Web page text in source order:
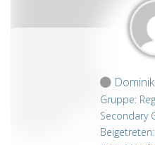
Gruppe:
Secondary